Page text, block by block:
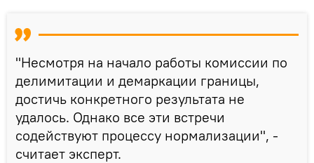
"Несмотря на начало работы комиссии по
делимитации и демаркации границы,
достичь конкретного результата не
удалось. Однако все эти встречи
содействуют процессу нормализации", -
считает эксперт.